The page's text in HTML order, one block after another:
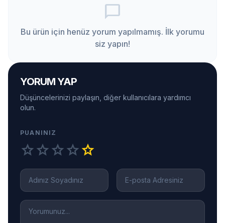
chat_bubble_outline
Bu ürün için henüz yorum yapılmamış. İlk yorumu
siz yapın!
YORUM YAP
Düşüncelerinizi paylaşın, diğer kullanıcılara yardımcı
olun.
PUANINIZ
starstarstarstarstar